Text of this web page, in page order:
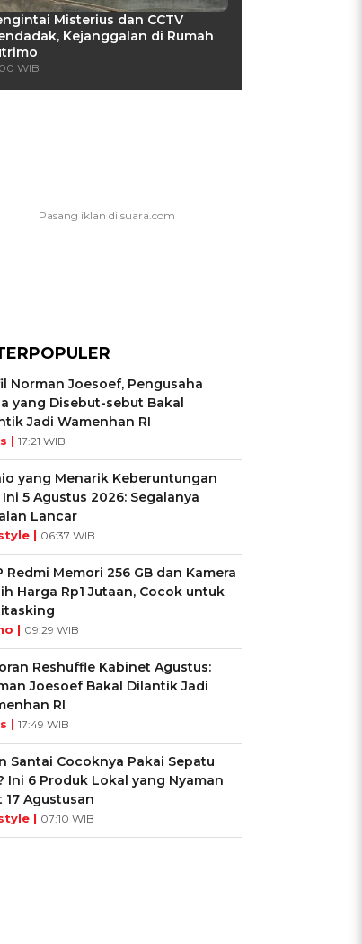
dengan
Kuisnya ➔
Cancer?
Misterius dan CCTV
Kejanggalan di Rumah
WIB
Norman Joesoef, Pengusaha
yang Disebut-sebut Bakal
Jadi Wamenhan RI
| 17:21 WIB
yang Menarik Keberuntungan
Ini 5 Agustus 2026: Segalanya
Lancar
| 06:37 WIB
Redmi Memori 256 GB dan Kamera
Harga Rp1 Jutaan, Cocok untuk
| 09:29 WIB
Reshuffle Kabinet Agustus:
Joesoef Bakal Dilantik Jadi
RI
| 17:49 WIB
Santai Cocoknya Pakai Sepatu
Ini 6 Produk Lokal yang Nyaman
17 Agustusan
| 07:10 WIB